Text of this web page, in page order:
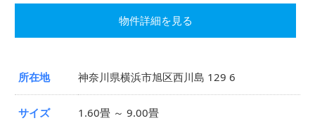
物件詳細を見る
所在地 神奈川県横浜市旭区西川島 129 6
サイズ 1.60畳 ～ 9.00畳